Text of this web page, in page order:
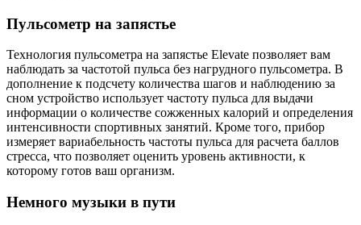
Пульсометр на запястье
Технология пульсометра на запястье Elevate позволяет вам
наблюдать за частотой пульса без нагрудного пульсометра. В
дополнение к подсчету количества шагов и наблюдению за
сном устройство использует частоту пульса для выдачи
информации о количестве сожженных калорий и определения
интенсивности спортивных занятий. Кроме того, прибор
измеряет вариабельность частоты пульса для расчета баллов
стресса, что позволяет оценить уровень активности, к
которому готов ваш организм.
Немного музыки в пути